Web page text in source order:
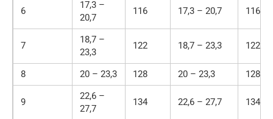
6
17,3 –
20,7
116 17,3 – 20,7 116
7
18,7 –
23,3
122 18,7 – 23,3 122
8 20 – 23,3 128 20 – 23,3 128
9
22,6 –
27,7
134 22,6 – 27,7 134